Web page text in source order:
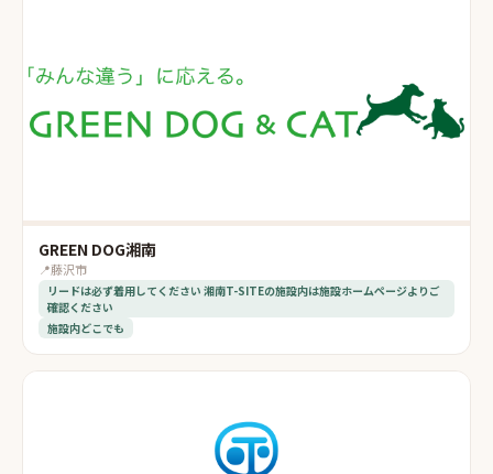
GREEN DOG湘南
📍藤沢市
リードは必ず着用してください 湘南T-SITEの施設内は施設ホームページよりご
確認ください
施設内どこでも